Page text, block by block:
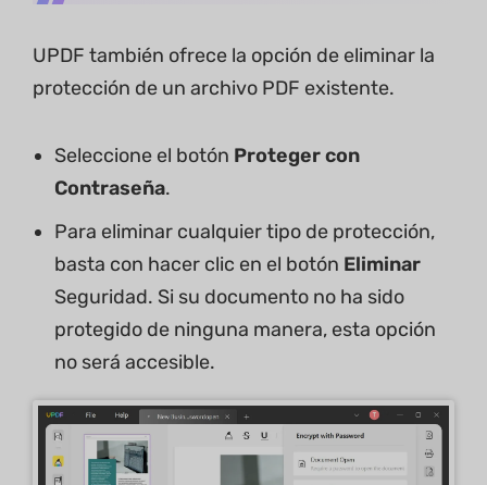
UPDF también ofrece la opción de eliminar la
protección de un archivo PDF existente.
Seleccione el botón Proteger con
Contraseña.
Para eliminar cualquier tipo de protección,
basta con hacer clic en el botón Eliminar
Seguridad. Si su documento no ha sido
protegido de ninguna manera, esta opción
no será accesible.